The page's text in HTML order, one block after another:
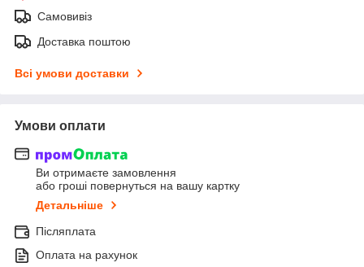
Самовивіз
Доставка поштою
Всі умови доставки
Умови оплати
Ви отримаєте замовлення
або гроші повернуться на вашу картку
Детальніше
Післяплата
Оплата на рахунок